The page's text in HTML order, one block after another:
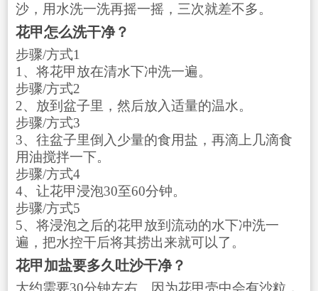
沙，用水洗一洗再摇一摇，三次就差不多。
花甲怎么洗干净？
步骤/方式1
1、将花甲放在清水下冲洗一遍。
步骤/方式2
2、放到盆子里，然后放入适量的温水。
步骤/方式3
3、往盆子里倒入少量的食用盐，再滴上几滴食
用油搅拌一下。
步骤/方式4
4、让花甲浸泡30至60分钟。
步骤/方式5
5、将浸泡之后的花甲放到流动的水下冲洗一
遍，把水控干后将其捞出来就可以了。
花甲加盐要多久吐沙干净？
大约需要30分钟左右。因为花甲壳中会有沙粒，